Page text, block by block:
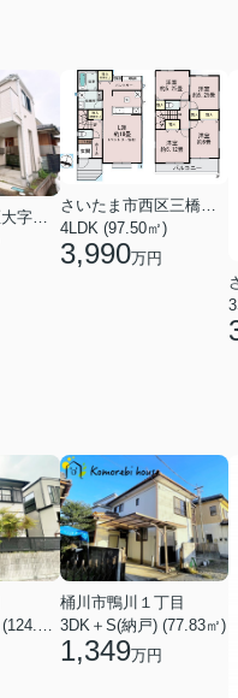
さいたま市西区三橋６丁目
4LDK (97.50㎡)
3,990万円
桶川市鴨川１丁目
3DK＋S(納戸) (77.83㎡)
1,349万円